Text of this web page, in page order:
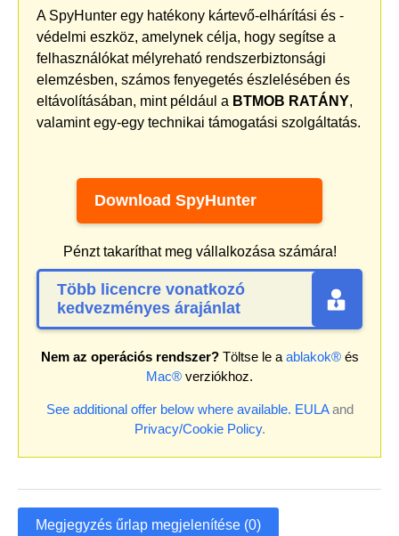
A SpyHunter egy hatékony kártevő-elhárítási és -
védelmi eszköz, amelynek célja, hogy segítse a
felhasználókat mélyreható rendszerbiztonsági
elemzésben, számos fenyegetés észlelésében és
eltávolításában, mint például a BTMOB RATÁNY,
valamint egy-egy technikai támogatási szolgáltatás.
Download SpyHunter
Pénzt takaríthat meg vállalkozása számára!
Több licencre vonatkozó
kedvezményes árajánlat
Nem az operációs rendszer?Töltse le aablakok®és
Mac® verziókhoz.
See additional offer below where available. EULAand
Privacy/Cookie Policy.
Megjegyzés űrlap megjelenítése (0)